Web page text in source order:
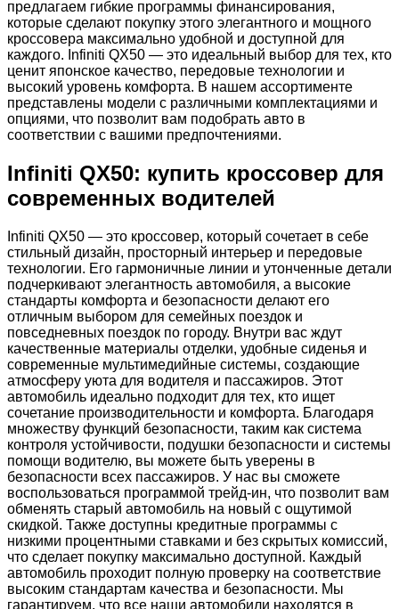
предлагаем гибкие программы финансирования,
которые сделают покупку этого элегантного и мощного
кроссовера максимально удобной и доступной для
каждого. Infiniti QX50 — это идеальный выбор для тех, кто
ценит японское качество, передовые технологии и
высокий уровень комфорта. В нашем ассортименте
представлены модели с различными комплектациями и
опциями, что позволит вам подобрать авто в
соответствии с вашими предпочтениями.
Infiniti QX50: купить кроссовер для
современных водителей
Infiniti QX50 — это кроссовер, который сочетает в себе
стильный дизайн, просторный интерьер и передовые
технологии. Его гармоничные линии и утонченные детали
подчеркивают элегантность автомобиля, а высокие
стандарты комфорта и безопасности делают его
отличным выбором для семейных поездок и
повседневных поездок по городу. Внутри вас ждут
качественные материалы отделки, удобные сиденья и
современные мультимедийные системы, создающие
атмосферу уюта для водителя и пассажиров. Этот
автомобиль идеально подходит для тех, кто ищет
сочетание производительности и комфорта. Благодаря
множеству функций безопасности, таким как система
контроля устойчивости, подушки безопасности и системы
помощи водителю, вы можете быть уверены в
безопасности всех пассажиров. У нас вы сможете
воспользоваться программой трейд-ин, что позволит вам
обменять старый автомобиль на новый с ощутимой
скидкой. Также доступны кредитные программы с
низкими процентными ставками и без скрытых комиссий,
что сделает покупку максимально доступной. Каждый
автомобиль проходит полную проверку на соответствие
высоким стандартам качества и безопасности. Мы
гарантируем, что все наши автомобили находятся в